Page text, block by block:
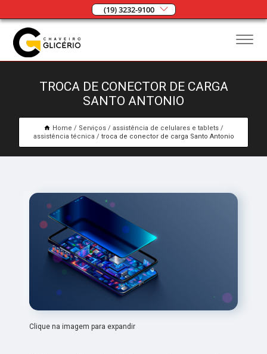
(19) 3232-9100
TROCA DE CONECTOR DE CARGA
SANTO ANTONIO
Home Serviços
assistência de celulares e tablets
assistência técnica
troca de conector de carga Santo Antonio
Clique na imagem para expandir